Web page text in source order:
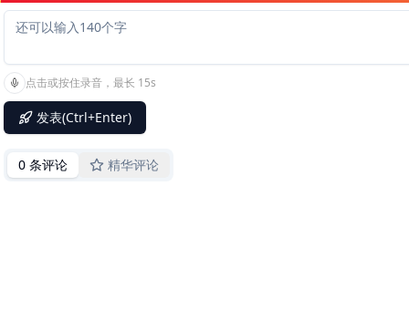
点击或按住录音，最长 15s
发表(Ctrl+Enter)
0 条评论 精华评论